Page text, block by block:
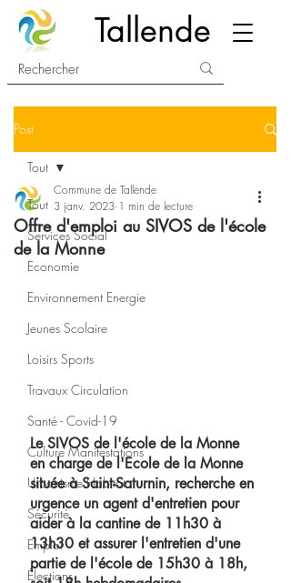
Tallende
Post
Tout
Services Social
Economie
Environnement Energie
Jeunes Scolaire
Loisirs Sports
Travaux Circulation
Santé - Covid-19
Culture Manifestations
Urbanisme Habitat
Sécurité
Emploi
Élections
Tout
Offre d'emploi au SIVOS de l'école
de la Monne
Commune de Tallende
3 janv. 2023 1 min de lecture
Le SIVOS de l'école de la Monne
en charge de l'Ecole de la Monne
située à Saint-Saturnin, recherche en
urgence un agent d'entretien pour
aider à la cantine de 11h30 à
13h30 et assurer l'entretien d'une
partie de l'école de 15h30 à 18h,